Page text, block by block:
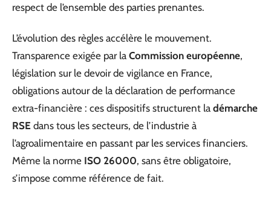
respect de l’ensemble des parties prenantes.
L’évolution des règles accélère le mouvement.
Transparence exigée par la Commission européenne,
législation sur le devoir de vigilance en France,
obligations autour de la déclaration de performance
extra-financière : ces dispositifs structurent la démarche
RSE dans tous les secteurs, de l’industrie à
l’agroalimentaire en passant par les services financiers.
Même la norme ISO 26000, sans être obligatoire,
s’impose comme référence de fait.